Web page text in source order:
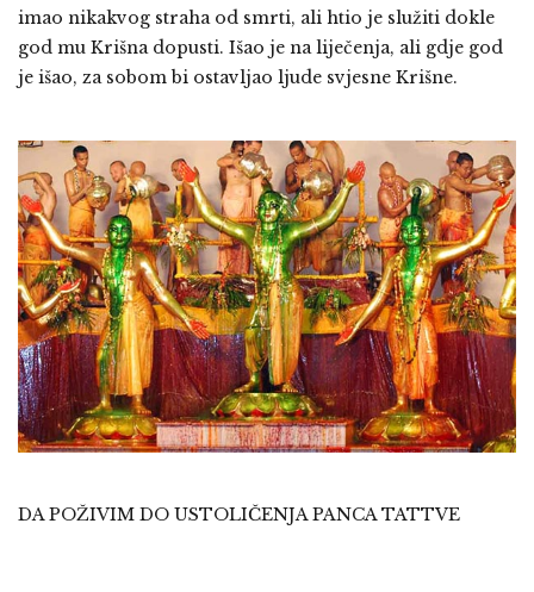
imao nikakvog straha od smrti, ali htio je služiti dokle
god mu Krišna dopusti. Išao je na liječenja, ali gdje god
je išao, za sobom bi ostavljao ljude svjesne Krišne.
DA POŽIVIM DO USTOLIČENJA PANCA TATTVE